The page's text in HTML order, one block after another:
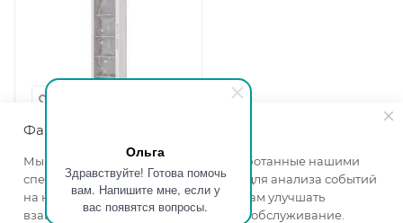
Ольга
Здравствуйте! Готова помочь
вам. Напишите мне, если у
вас появятся вопросы.
Стеклопенал
Флоренция ясень белый
Ширина, мм — 500
Высота, мм — 2120
Файлы cookie
Мы используем файлы cookie, разработанные нашими
специалистами и третьими лицами, для анализа событий
на нашем веб-сайте, что позволяет нам улучшать
взаимодействие с пользователями и обслуживание.